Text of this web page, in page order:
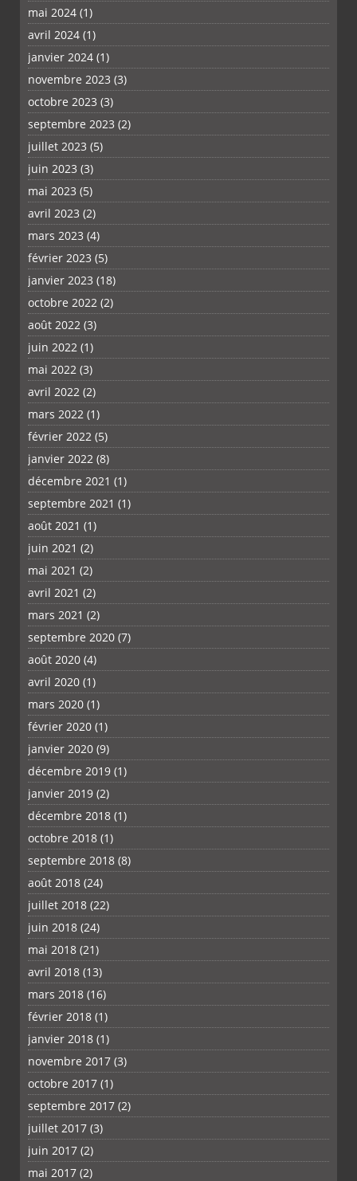
mai 2024 (1)
avril 2024 (1)
janvier 2024 (1)
novembre 2023 (3)
octobre 2023 (3)
septembre 2023 (2)
juillet 2023 (5)
juin 2023 (3)
mai 2023 (5)
avril 2023 (2)
mars 2023 (4)
février 2023 (5)
janvier 2023 (18)
octobre 2022 (2)
août 2022 (3)
juin 2022 (1)
mai 2022 (3)
avril 2022 (2)
mars 2022 (1)
février 2022 (5)
janvier 2022 (8)
décembre 2021 (1)
septembre 2021 (1)
août 2021 (1)
juin 2021 (2)
mai 2021 (2)
avril 2021 (2)
mars 2021 (2)
septembre 2020 (7)
août 2020 (4)
avril 2020 (1)
mars 2020 (1)
février 2020 (1)
janvier 2020 (9)
décembre 2019 (1)
janvier 2019 (2)
décembre 2018 (1)
octobre 2018 (1)
septembre 2018 (8)
août 2018 (24)
juillet 2018 (22)
juin 2018 (24)
mai 2018 (21)
avril 2018 (13)
mars 2018 (16)
février 2018 (1)
janvier 2018 (1)
novembre 2017 (3)
octobre 2017 (1)
septembre 2017 (2)
juillet 2017 (3)
juin 2017 (2)
mai 2017 (2)